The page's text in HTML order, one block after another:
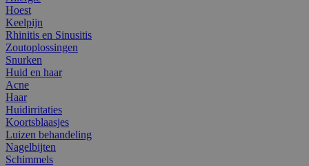
Hoest
Keelpijn
Rhinitis en Sinusitis
Zoutoplossingen
Snurken
Huid en haar
Acne
Haar
Huidirritaties
Koortsblaasjes
Luizen behandeling
Nagelbijten
Schimmels